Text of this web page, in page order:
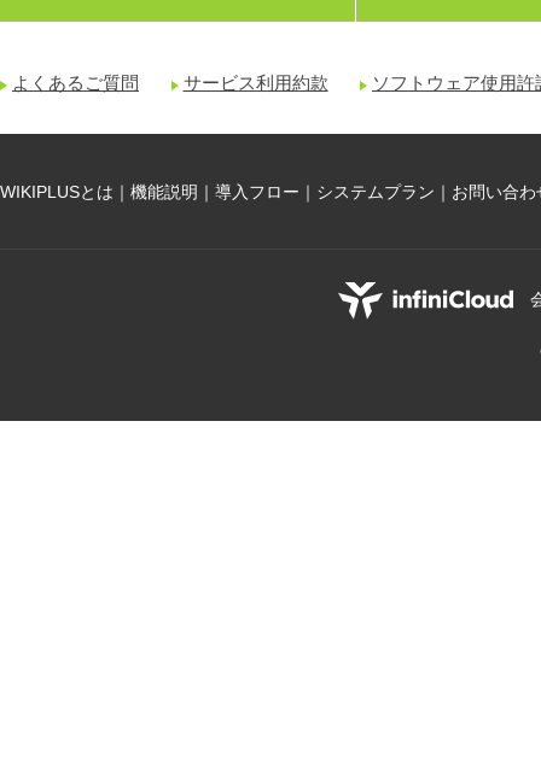
よくあるご質問 サービス利用約款 ソフトウェア使用許
WIKIPLUSとは 機能説明 導入フロー システムプラン お問い合わ